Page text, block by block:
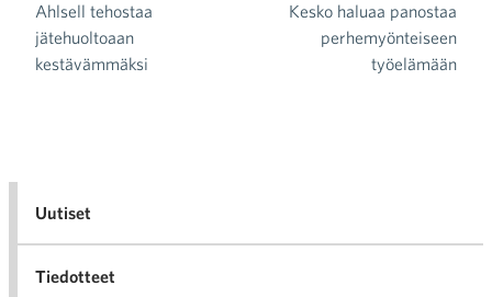
Artikkelien selaus
Ahlsell tehostaa
jätehuoltoaan
kestävämmäksi
Kesko haluaa panostaa
perhemyönteiseen
työelämään
Uutiset
Tiedotteet